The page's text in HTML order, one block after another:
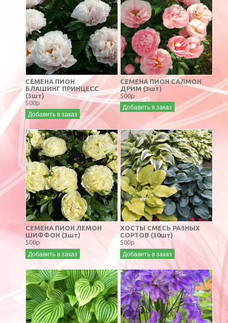
СЕМЕНА ПИОН
БЛАШИНГ ПРИНЦЕСС
(3шт)
500р
Добавить в заказ
СЕМЕНА ПИОН САЛМОН
ДРИМ (3шт)
500р
Добавить в заказ
СЕМЕНА ПИОН ЛЕМОН
ШИФФОН (3шт)
500р
Добавить в заказ
ХОСТЫ СМЕСЬ РАЗНЫХ
СОРТОВ (30шт)
500р
Добавить в заказ